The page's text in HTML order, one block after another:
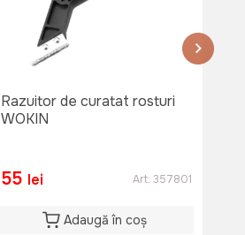
Razuitor de curatat rosturi
WOKIN
55 lei Art: 357801
Adaugă în coș